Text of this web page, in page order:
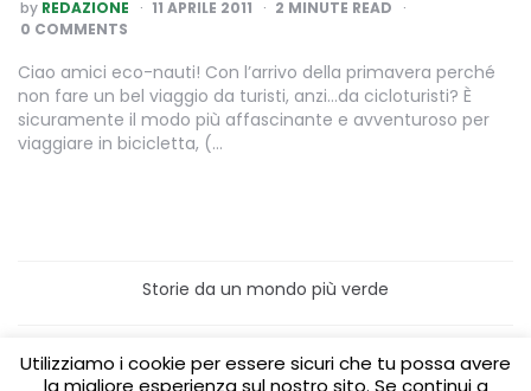
POSTED
BY
by REDAZIONE 11 APRILE 2011 2 MINUTE READ
0 COMMENTS
Ciao amici eco-nauti! Con l’arrivo della primavera perché
non fare un bel viaggio da turisti, anzi…da cicloturisti? È
sicuramente il modo più affascinante e avventuroso per
viaggiare in bicicletta, (…
Storie da un mondo più verde
Home
Turismo sostenibile
Laboratori/Visite per le scuole
Utilizziamo i cookie per essere sicuri che tu possa avere
la migliore esperienza sul nostro sito. Se continui a